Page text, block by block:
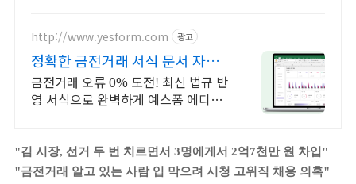
해사무소와 상담하세요
http://www.yesform.com 광고
정확한 금전거래 서식 문서 자동
편집
금전거래 오류 0% 도전! 최신 법규 반
영 서식으로 완벽하게 예스폼 에디터
"김 시장, 선거 두 번 치르면서 3명에게서 2억7천만 원 차입"
"금전거래 알고 있는 사람 입 막으려 시청 고위직 채용 의혹"